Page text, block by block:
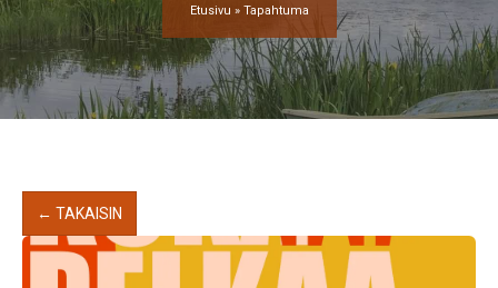
Etusivu » Tapahtuma
← TAKAISIN